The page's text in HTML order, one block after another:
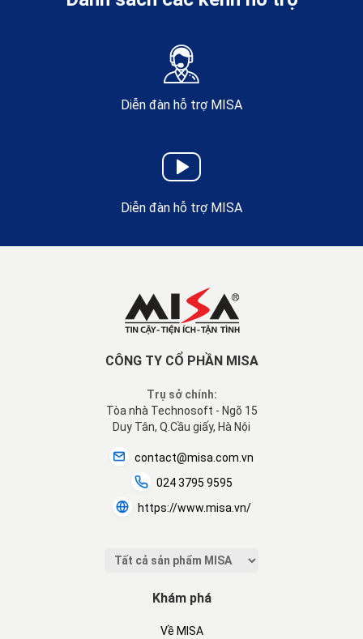
Diễn đàn hỗ trợ MISA
Diễn đàn hỗ trợ MISA
CÔNG TY CỔ PHẦN MISA
Trụ sở chính:
Tòa nhà Technosoft - Ngõ 15
Duy Tân, Q.Cầu giấy, Hà Nội
contact@misa.com.vn
024 3795 9595
https://www.misa.vn/
Khám phá
Về MISA